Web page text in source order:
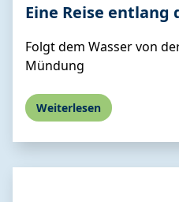
Eine Reise entlang
Folgt dem Wasser von
Mündung
Weiterlesen